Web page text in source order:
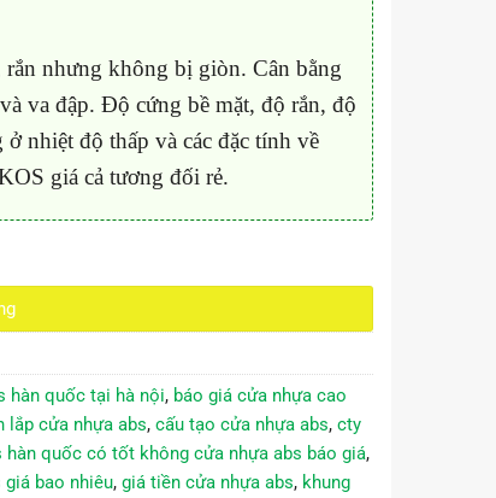
nhưng không bị giòn. Cân bằng
va đập. Độ cứng bề mặt, độ rắn, độ
nhiệt độ thấp và các đặc tính về
giá cả tương đối rẻ.
hàn quốc tại hà nội, báo giá cửa nhựa cao
lắp cửa nhựa abs, cấu tạo cửa nhựa abs, cty
hàn quốc có tốt không cửa nhựa abs báo giá,
bao nhiêu, giá tiền cửa nhựa abs, khung